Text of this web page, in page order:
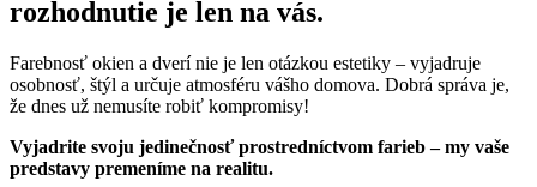
rozhodnutie je len na vás.
Farebnosť okien a dverí nie je len otázkou estetiky – vyjadruje
osobnosť, štýl a určuje atmosféru vášho domova. Dobrá správa je,
že dnes už nemusíte robiť kompromisy!
Vyjadrite svoju jedinečnosť prostredníctvom farieb – my vaše
predstavy premeníme na realitu.